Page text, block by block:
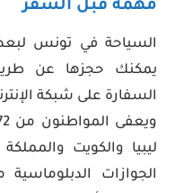
مهمة قبل السفر
السياحة في تونس
يمكنك حجزها عن
السفارة على شبكة
ليبيا والكويت